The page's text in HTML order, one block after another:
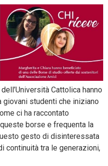
Cattolica hanno
studenti che iniziano
ci ha raccontato
borse e frequenta la
gesto di disinteressata
continuità tra le generazioni,